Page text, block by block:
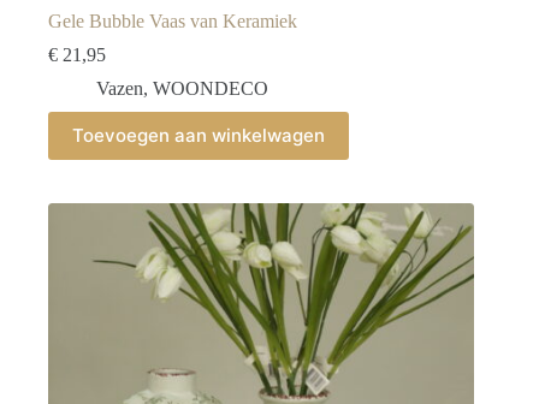
Gele Bubble Vaas van Keramiek
€ 21,95
Vazen, WOONDECO
Toevoegen aan winkelwagen